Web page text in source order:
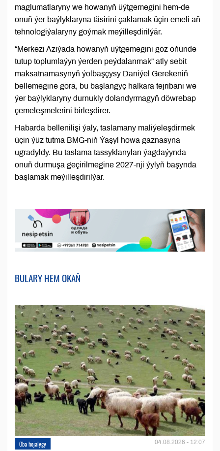
maglumatlaryny we howanyň üýtgemegini hem-de
onuň ýer baýlyklaryna täsirini çaklamak üçin emeli aň
tehnologiýalaryny goýmak meýilleşdirilýär.
“Merkezi Aziýada howanyň üýtgemegini göz öňünde
tutup toplumlaýyn ýerden peýdalanmak” atly sebit
maksatnamasynyň ýolbaşçysy Daniýel Gerekeniň
bellemegine görä, bu başlangyç halkara tejribäni we
ýer baýlyklaryny durnukly dolandyrmagyň döwrebap
çemeleşmelerini birleşdirer.
Habarda bellenilişi ýaly, taslamany maliýeleşdirmek
üçin ýüz tutma BMG-niň Ýaşyl howa gaznasyna
ugradyldy. Bu taslama tassyklanylan ýagdaýynda
onuň durmuşa geçirilmegine 2027-nji ýylyň başynda
başlamak meýilleşdirilýär.
BULARY HEM OKAŇ
Oba hojalygy 04.08.2026 - 12:07